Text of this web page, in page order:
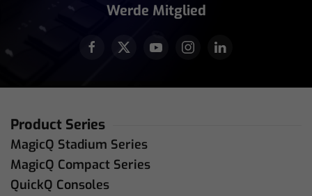
Werde Mitglied
Product Series
MagicQ Stadium Series
MagicQ Compact Series
QuickQ Consoles